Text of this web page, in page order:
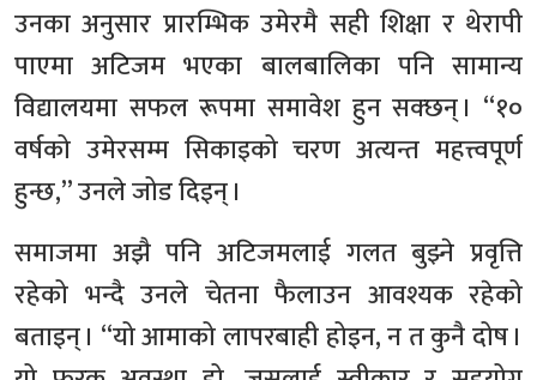
उनका अनुसार प्रारम्भिक उमेरमै सही शिक्षा र थेरापी
पाएमा अटिजम भएका बालबालिका पनि सामान्य
विद्यालयमा सफल रूपमा समावेश हुन सक्छन् । “१०
वर्षको उमेरसम्म सिकाइको चरण अत्यन्त महत्त्वपूर्ण
हुन्छ,” उनले जोड दिइन् ।
समाजमा अझै पनि अटिजमलाई गलत बुझ्ने प्रवृत्ति
रहेको भन्दै उनले चेतना फैलाउन आवश्यक रहेको
बताइन् । “यो आमाको लापरबाही होइन, न त कुनै दोष ।